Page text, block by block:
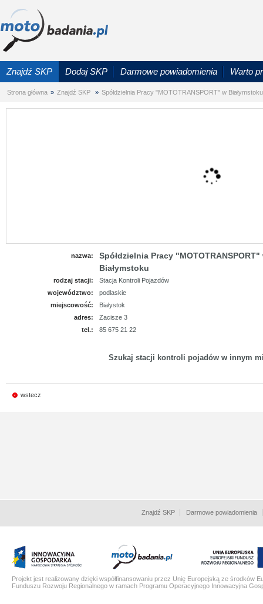
Znajdź SKP Dodaj SKP Darmowe powiadomienia Warto
Strona główna » Znajdź SKP » Spółdzielnia Pracy "MOTOTRANSPORT" w Białymstoku
nazwa:
Spółdzielnia Pracy "MOTOTRANSPORT"
Białymstoku
rodzaj stacji:
Stacja Kontroli Pojazdów
województwo:
podlaskie
miejscowość:
Białystok
adres:
Zacisze 3
tel.:
85 675 21 22
Szukaj stacji kontroli pojadów w innym
wstecz
Znajdź SKP Darmowe powiadomienia
Projekt jest realizowany dzięki współfinansowaniu przez Unię Europejską ze środków
Funduszu Rozwoju Regionalnego w ramach Programu Operacyjnego Innowacyjna